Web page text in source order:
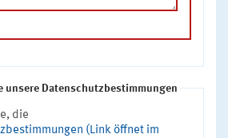
unsere Datenschutzbestimmungen
die
(Link öffnet im